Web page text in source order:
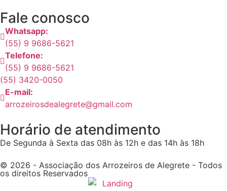
Fale conosco
Whatsapp:
(55) 9 9686-5621
Telefone:
(55) 9 9686-5621
(55) 3420-0050
E-mail:
arrozeirosdealegrete@gmail.com
Horário de atendimento
De Segunda à Sexta das 08h às 12h e das 14h às 18h
© 2026 - Associação dos Arrozeiros de Alegrete - Todos
os direitos Reservados